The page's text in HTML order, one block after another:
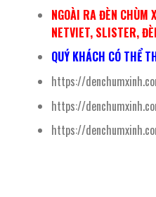
NGOÀI RA ĐÈN CHÙM
NETVIET, SLISTER,
QUÝ KHÁCH CÓ THỂ
https://
https://
https://